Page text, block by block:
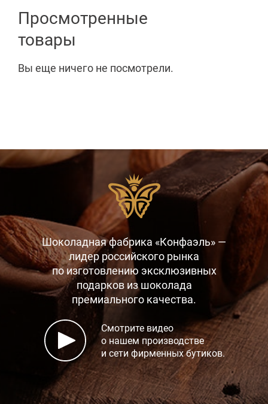
Просмотренные
товары
Вы еще ничего не посмотрели.
Шоколадная фабрика «Конфаэль» —
лидер российского рынка
по изготовлению эксклюзивных
подарков из шоколада
премиального качества.
Смотрите видео
о нашем производстве
и сети фирменных бутиков.